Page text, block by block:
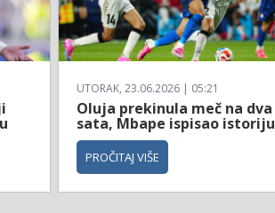
UTORAK, 23.06.2026 | 05:21
Oluja prekinula meč na dva
sata, Mbape ispisao istoriju
PROČITAJ VIŠE